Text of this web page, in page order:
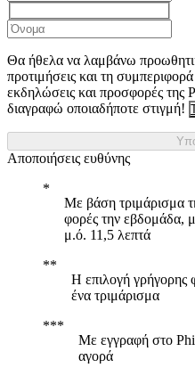
Θα ήθελα να λαμβάνω
προτιμήσεις και τη
εκδηλώσεις και προσφορές
διαγραφώ οποιαδήποτε στιγμή!
Αποποιήσεις ευθύνης
Με βάση τριμάρισμα
φορές την εβδομάδα,
μ.ό. 11,5 λεπτά
Η επιλογή γρήγορης
ένα τριμάρισμα
Με εγγραφή στο
αγορά